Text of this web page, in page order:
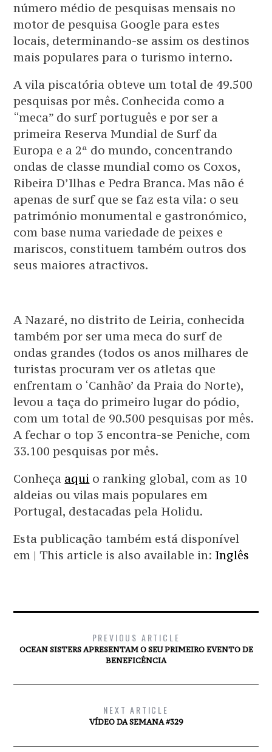
número médio de pesquisas mensais no
motor de pesquisa Google para estes
locais, determinando-se assim os destinos
mais populares para o turismo interno.
A vila piscatória obteve um total de 49.500
pesquisas por mês. Conhecida como a
“meca” do surf português e por ser a
primeira Reserva Mundial de Surf da
Europa e a 2ª do mundo, concentrando
ondas de classe mundial como os Coxos,
Ribeira D’Ilhas e Pedra Branca. Mas não é
apenas de surf que se faz esta vila: o seu
património monumental e gastronómico,
com base numa variedade de peixes e
mariscos, constituem também outros dos
seus maiores atractivos.
A Nazaré, no distrito de Leiria, conhecida
também por ser uma meca do surf de
ondas grandes (todos os anos milhares de
turistas procuram ver os atletas que
enfrentam o ‘Canhão’ da Praia do Norte),
levou a taça do primeiro lugar do pódio,
com um total de 90.500 pesquisas por mês.
A fechar o top 3 encontra-se Peniche, com
33.100 pesquisas por mês.
Conheça aqui o ranking global, com as 10
aldeias ou vilas mais populares em
Portugal, destacadas pela Holidu.
Esta publicação também está disponível
em | This article is also available in: Inglês
PREVIOUS ARTICLE
OCEAN SISTERS APRESENTAM O SEU PRIMEIRO EVENTO DE
BENEFICÊNCIA
NEXT ARTICLE
VÍDEO DA SEMANA #329